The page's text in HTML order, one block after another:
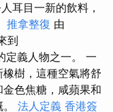
耳目一新的飲料，
推拿整復 由
到
義人物之一。 一
樹，這種空氣將舒
色焦糖，咸蘋果和
法人定義 香港簽